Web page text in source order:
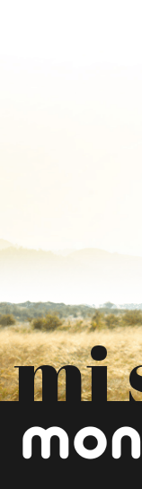
mi